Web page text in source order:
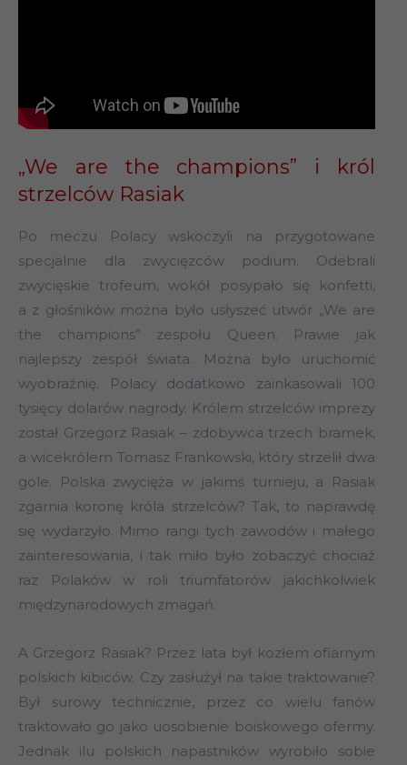
„We are the champions” i król
strzelców Rasiak
Po meczu Polacy wskoczyli na przygotowane
specjalnie dla zwycięzców podium. Odebrali
zwycięskie trofeum, wokół posypało się konfetti,
a z głośników można było usłyszeć utwór „We are
the champions” zespołu Queen. Prawie jak
najlepszy zespół świata. Można było uruchomić
wyobraźnię. Polacy dodatkowo zainkasowali 100
tysięcy dolarów nagrody. Królem strzelców imprezy
został Grzegorz Rasiak – zdobywca trzech bramek,
a wicekrólem Tomasz Frankowski, który strzelił dwa
gole. Polska zwycięża w jakimś turnieju, a Rasiak
zgarnia koronę króla strzelców? Tak, to naprawdę
się wydarzyło. Mimo rangi tych zawodów i małego
zainteresowania, i tak miło było zobaczyć chociaż
raz Polaków w roli triumfatorów jakichkolwiek
międzynarodowych zmagań.
A Grzegorz Rasiak? Przez lata był kozłem ofiarnym
polskich kibiców. Czy zasłużył na takie traktowanie?
Był surowy technicznie, przez co wielu fanów
traktowało go jako uosobienie boiskowego ofermy.
Jednak ilu polskich napastników wyrobiło sobie